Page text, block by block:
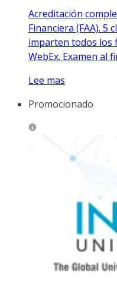
Acreditación
Financiera (FAA). 5
imparten todos los
WebEx. Examen al
Lee mas
Promocionado